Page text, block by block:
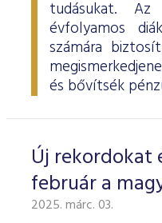
tudásukat.
évfolyamos
számára
és bővítsék
Új rekordokat
február a
2025. márc. 03.